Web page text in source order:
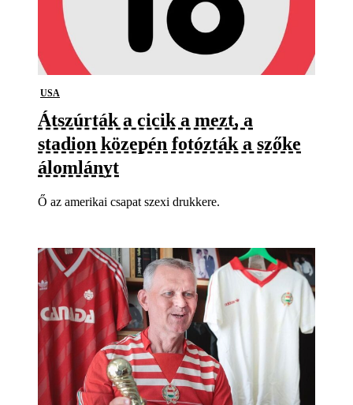
USA
Átszúrták a cicik a mezt, a
stadion közepén fotózták a szőke
álomlányt
Ő az amerikai csapat szexi drukkere.